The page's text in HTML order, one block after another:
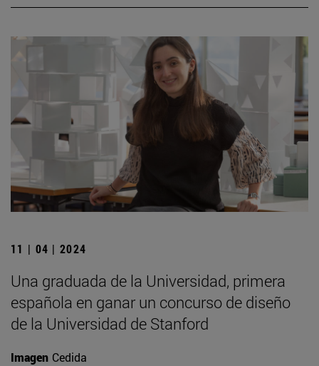
11 | 04 | 2024
Una graduada de la Universidad, primera
española en ganar un concurso de diseño
de la Universidad de Stanford
Imagen Cedida